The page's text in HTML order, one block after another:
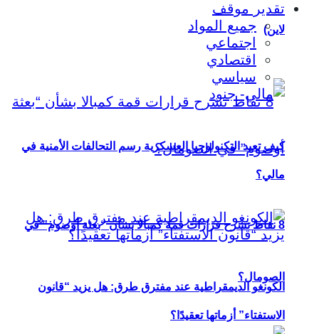
لاين)
8 نقاط تشرح قرارات قمة كمبالا بشأن “بعثة أوصوم” في
الصومال؟
تقدير موقف
جميع المواد
اجتماعي
اقتصادي
سياسي
كيف تعيد التكنولوجيا العسكرية رسم التحالفات الأمنية في
مالي؟
الكونغو الديمقراطية عند مفترق طرق: هل يزيد “قانون
الاستفتاء” أزماتها تعقيدًا؟